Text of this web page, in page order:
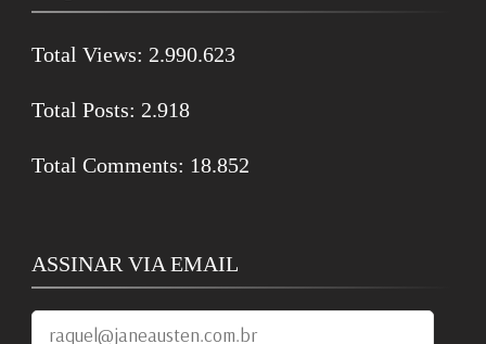
Total Views: 2.990.623
Total Posts: 2.918
Total Comments: 18.852
ASSINAR VIA EMAIL
raquel@janeausten.com.br